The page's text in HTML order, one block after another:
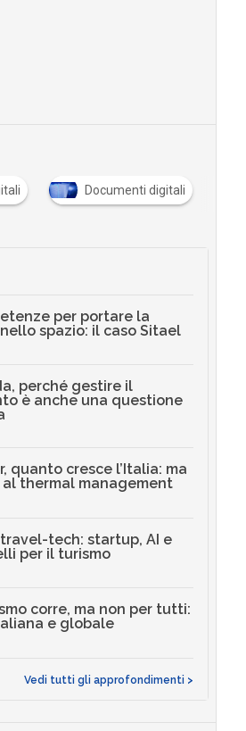
Documenti digitali
per portare la
spazio: il caso Sitael
perché gestire il
è anche una questione
quanto cresce l’Italia: ma
thermal management
tech: startup, AI e
per il turismo
corre, ma non per tutti:
e globale
Vedi tutti gli approfondimenti >